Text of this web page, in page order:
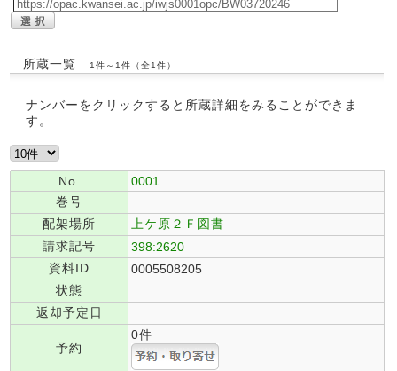
所蔵一覧 1件～1件（全1件）
ナンバーをクリックすると所蔵詳細をみることができま
す。
No.
0001
巻号
配架場所
上ケ原２Ｆ図書
請求記号
398:2620
資料ID
0005508205
状態
返却予定日
予約
0件